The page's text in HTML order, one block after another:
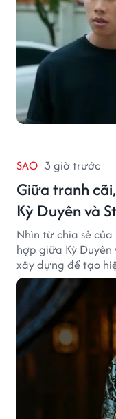
SAO 3 giờ trước
Giữa tranh
Kỳ Duyên và
Nhìn từ chia sẻ
hợp giữa Kỳ
xây dựng để tạo